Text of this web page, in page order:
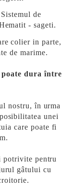
Sistemul de
- sageti.
colier in parte,
de marime.
dura între
nostru, în urma
posibilitatea unei
care poate fi
potrivite pentru
gâtului cu